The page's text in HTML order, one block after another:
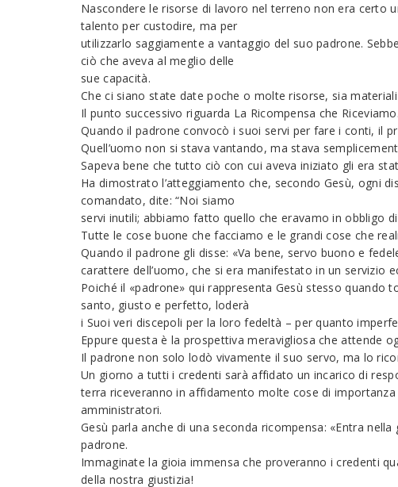
Nascondere le risorse di lavoro nel terreno non era certo
talento per custodire, ma per
utilizzarlo saggiamente a vantaggio del suo padrone.
ciò che aveva al meglio delle
sue capacità.
Che ci siano state date poche o molte risorse, sia
Il punto successivo riguarda La Ricompensa che Riceviamo.
Quando il padrone convocò i suoi servi per fare i conti, il
Quell’uomo non si stava vantando, ma stava
Sapeva bene che tutto ciò con cui aveva iniziato gli era
Ha dimostrato l’atteggiamento che, secondo Gesù, ogni
comandato, dite: “Noi siamo
servi inutili; abbiamo fatto quello che eravamo in obbligo di
Tutte le cose buone che facciamo e le grandi cose che
Quando il padrone gli disse: «Va bene, servo buono e
carattere dell’uomo, che si era manifestato in un servizio
Poiché il «padrone» qui rappresenta Gesù stesso quando
santo, giusto e perfetto, loderà
i Suoi veri discepoli per la loro fedeltà – per quanto
Eppure questa è la prospettiva meravigliosa che attende
Il padrone non solo lodò vivamente il suo servo, ma lo
Un giorno a tutti i credenti sarà affidato un incarico di
terra riceveranno in affidamento molte cose di
amministratori.
Gesù parla anche di una seconda ricompensa: «Entra
padrone.
Immaginate la gioia immensa che proveranno i credenti
della nostra giustizia!